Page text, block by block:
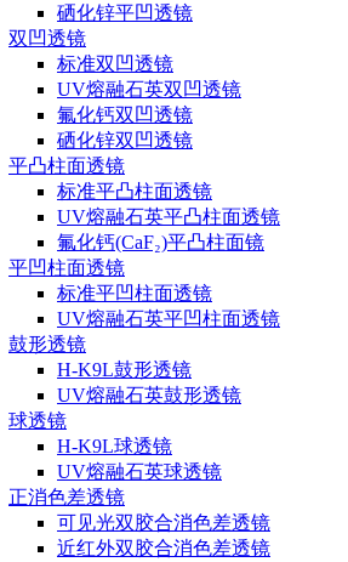
硒化锌平凹透镜
双凹透镜
标准双凹透镜
UV熔融石英双凹透镜
氟化钙双凹透镜
硒化锌双凹透镜
平凸柱面透镜
标准平凸柱面透镜
UV熔融石英平凸柱面透镜
氟化钙(CaF₂)平凸柱面镜
平凹柱面透镜
标准平凹柱面透镜
UV熔融石英平凹柱面透镜
鼓形透镜
H-K9L鼓形透镜
UV熔融石英鼓形透镜
球透镜
H-K9L球透镜
UV熔融石英球透镜
正消色差透镜
可见光双胶合消色差透镜
近红外双胶合消色差透镜